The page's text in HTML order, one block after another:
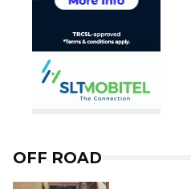
OFF ROAD